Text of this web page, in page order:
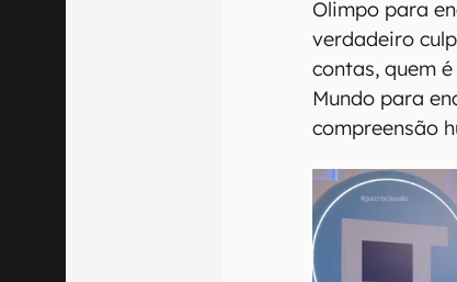
Olimpo para
verdadeiro
contas, quem
Mundo para
compreensão